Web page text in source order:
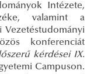
Intézete,
valamint a
Vezetéstudományi
konferenciát
kérdései IX.
Campuson.